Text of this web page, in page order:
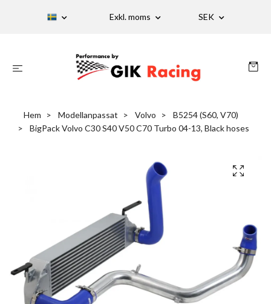
Exkl. moms SEK
Hem Modellanpassat Volvo
B5254 (S60, V70)
BigPack Volvo C30 S40 V50 C70 Turbo 04-13, Black hoses